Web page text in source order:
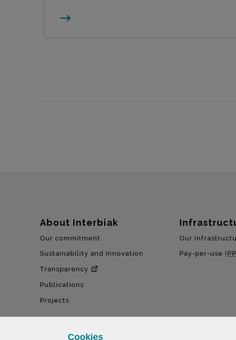
Sitemap
About Interbiak
Our commitment
Sustainability and innovation
Transparency
Publications
Projects
Our
Pay-per-use (
Cookies